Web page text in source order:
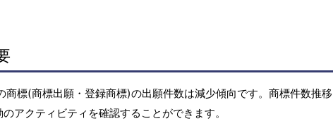
標(商標出願・登録商標)の出願件数は減少傾向です。商標件数推
アクティビティを確認することができます。